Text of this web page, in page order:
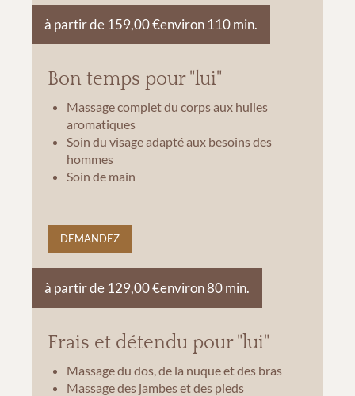
Bon temps pour "lui"
à partir de 159,00 €environ 110 min.
Massage complet du corps aux huiles
aromatiques
Soin du visage adapté aux besoins des
hommes
Soin de main
DEMANDEZ
Frais et détendu pour "lui"
à partir de 129,00 €environ 80 min.
Massage du dos, de la nuque et des bras
Massage des jambes et des pieds